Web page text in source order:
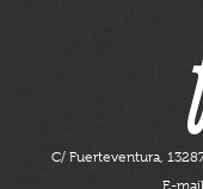
C/ Fuerteventura, 13